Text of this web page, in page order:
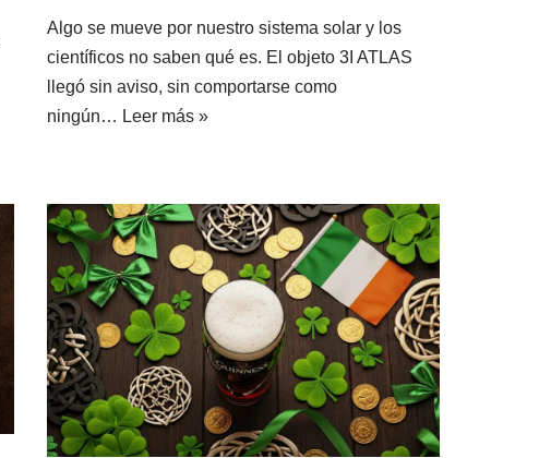
Algo se mueve por nuestro sistema solar y los
científicos no saben qué es. El objeto 3I ATLAS
llegó sin aviso, sin comportarse como
ningún… Leer más »